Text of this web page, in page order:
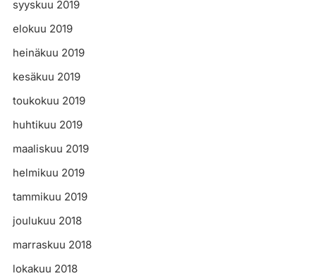
syyskuu 2019
elokuu 2019
heinäkuu 2019
kesäkuu 2019
toukokuu 2019
huhtikuu 2019
maaliskuu 2019
helmikuu 2019
tammikuu 2019
joulukuu 2018
marraskuu 2018
lokakuu 2018